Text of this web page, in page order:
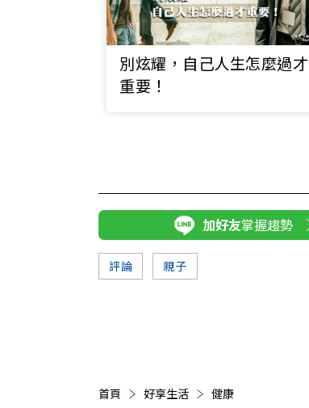
別炫耀，自己人生怎麼過才
重要！
加好友掌握趨勢
評論 親子
首頁 好享生活 健康